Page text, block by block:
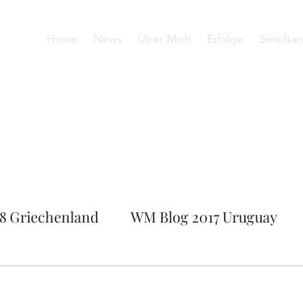
Home News Über Mich Erfolge Simultan
Griechenland WM Blog 2017 Uruguay
2020